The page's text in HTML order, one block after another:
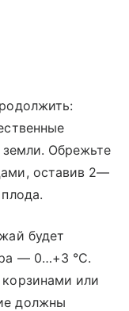
земли. Обрежьте
оставив 2—
будет
— 0…+3 °C.
или
должны